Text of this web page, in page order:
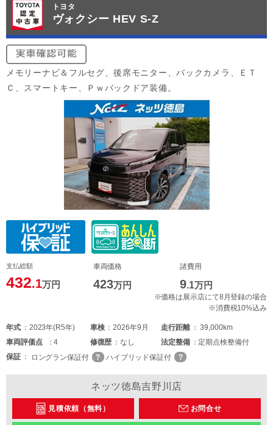
トヨタ
ヴォクシー HEV S-Z
メモリーナビ＆フルセグ、後席モニター、バックカメラ、ＥＴ
Ｃ、スマートキー、Ｐｗバックドア装備。
支払総額
432.1万円
車両価格
423万円
諸費用
9.1万円
※価格は展示店にて8月登録の場合
※消費税10%込み
年式 2023年(R5年) 車検 2026年9月 走行距離
39,000km
車両評価点 4 修復歴 なし 法定整備
定期点検整備付
保証
ロングラン保証付 ハイブリッド保証付
ネッツ徳島吉野川店
見積依頼（無料） お問合せ